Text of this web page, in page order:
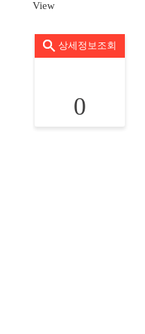
View
상세정보조회
0